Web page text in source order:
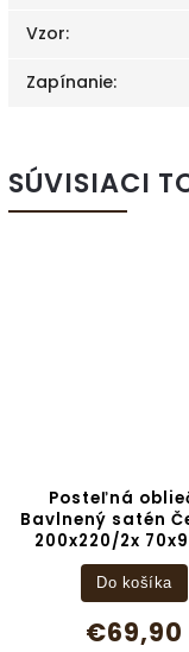
Vzor:
Zapínanie:
SÚVISIACI
Posteľná
Bavlnený satén
200x220/2x
€69,90
Do košíka